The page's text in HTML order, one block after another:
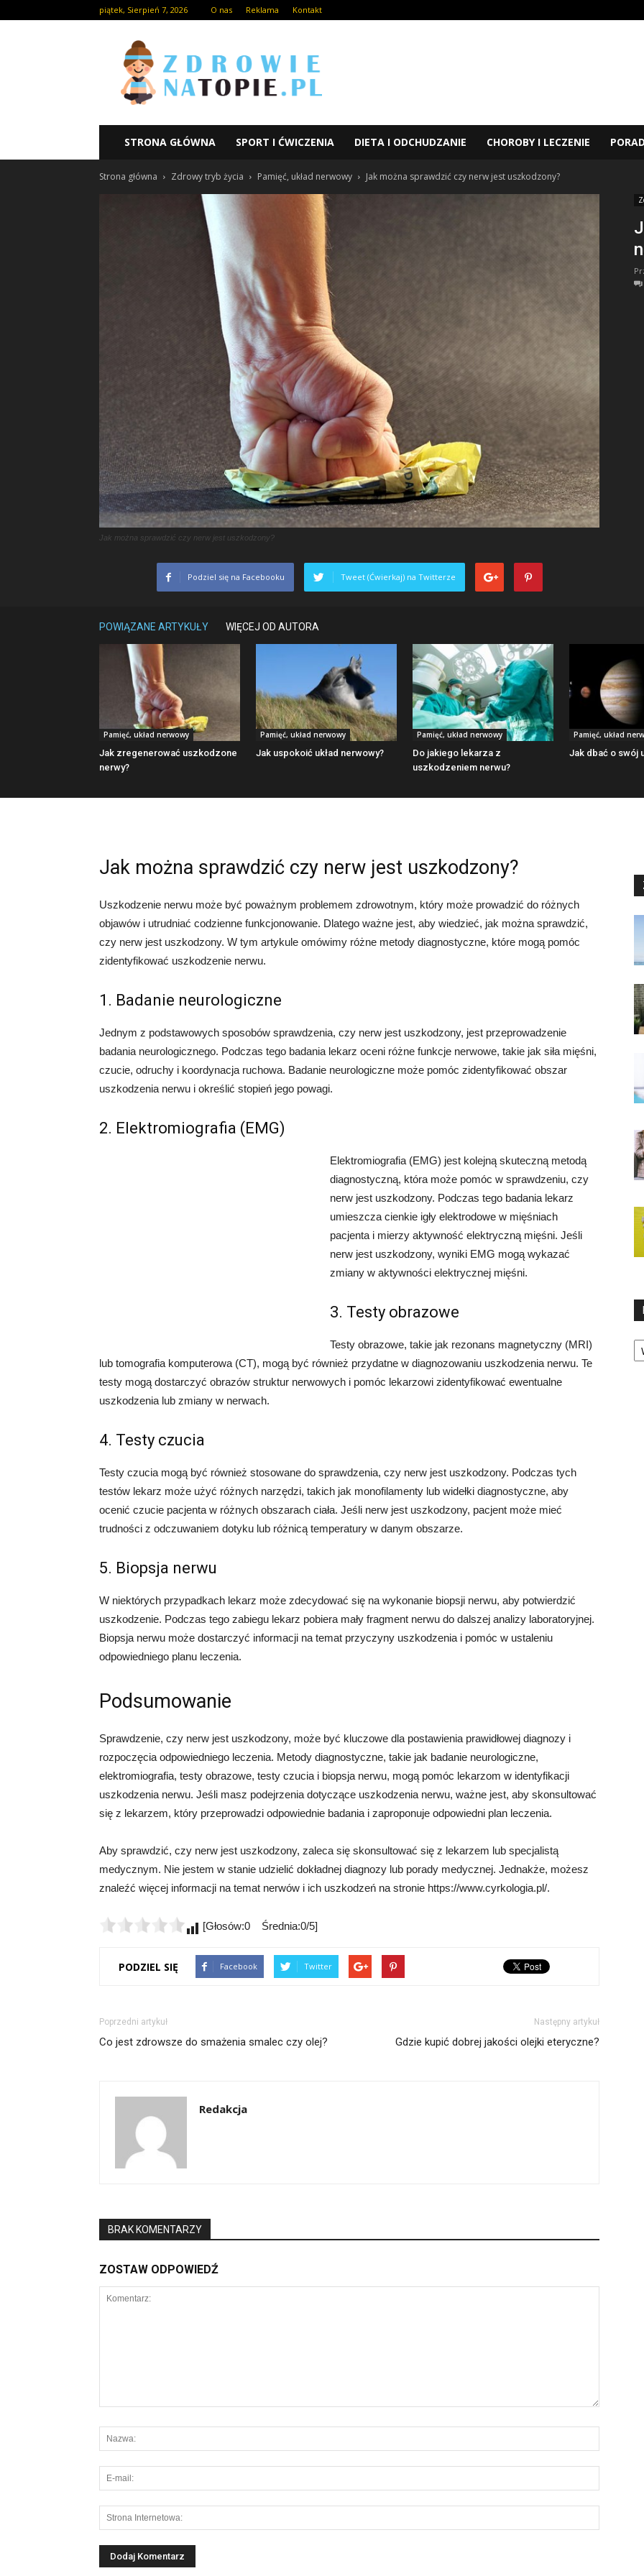
piątek, Sierpień 7, 2026 O nas Reklama Kontakt
STRONA GŁÓWNA SPORT I ĆWICZENIA DIETA I ODCHUDZANIE CHOROBY I LECZENIE
Strona główna Zdrowy tryb życia Pamięć, układ nerwowy Jak można sprawdzić czy nerw jest uszkodzony?
Jak można sprawdzić czy nerw jest uszkodzony?
Podziel się na Facebooku Tweet (Ćwierkaj) na Twitterze
POWIĄZANE ARTYKUŁY WIĘCEJ OD AUTORA
Pamięć, układ nerwowy
Jak zregenerować uszkodzone
nerwy?
Pamięć, układ nerwowy
Jak uspokoić układ nerwowy?
Pamięć, układ nerwowy
Do jakiego lekarza z
uszkodzeniem nerwu?
Pamięć, układ
Jak dbać o swój
Jak można sprawdzić czy nerw jest uszkodzony?
Uszkodzenie nerwu może być poważnym problemem zdrowotnym, który może prowadzić do różnych
objawów i utrudniać codzienne funkcjonowanie. Dlatego ważne jest, aby wiedzieć, jak można sprawdzić,
czy nerw jest uszkodzony. W tym artykule omówimy różne metody diagnostyczne, które mogą pomóc
zidentyfikować uszkodzenie nerwu.
1. Badanie neurologiczne
Jednym z podstawowych sposobów sprawdzenia, czy nerw jest uszkodzony, jest przeprowadzenie
badania neurologicznego. Podczas tego badania lekarz oceni różne funkcje nerwowe, takie jak siła mięśni,
czucie, odruchy i koordynacja ruchowa. Badanie neurologiczne może pomóc zidentyfikować obszar
uszkodzenia nerwu i określić stopień jego powagi.
2. Elektromiografia (EMG)
Elektromiografia (EMG) jest kolejną skuteczną metodą
diagnostyczną, która może pomóc w sprawdzeniu, czy
nerw jest uszkodzony. Podczas tego badania lekarz
umieszcza cienkie igły elektrodowe w mięśniach
pacjenta i mierzy aktywność elektryczną mięśni. Jeśli
nerw jest uszkodzony, wyniki EMG mogą wykazać
zmiany w aktywności elektrycznej mięśni.
3. Testy obrazowe
Testy obrazowe, takie jak rezonans magnetyczny (MRI)
lub tomografia komputerowa (CT), mogą być również przydatne w diagnozowaniu uszkodzenia nerwu. Te
testy mogą dostarczyć obrazów struktur nerwowych i pomóc lekarzowi zidentyfikować ewentualne
uszkodzenia lub zmiany w nerwach.
4. Testy czucia
Testy czucia mogą być również stosowane do sprawdzenia, czy nerw jest uszkodzony. Podczas tych
testów lekarz może użyć różnych narzędzi, takich jak monofilamenty lub widełki diagnostyczne, aby
ocenić czucie pacjenta w różnych obszarach ciała. Jeśli nerw jest uszkodzony, pacjent może mieć
trudności z odczuwaniem dotyku lub różnicą temperatury w danym obszarze.
5. Biopsja nerwu
W niektórych przypadkach lekarz może zdecydować się na wykonanie biopsji nerwu, aby potwierdzić
uszkodzenie. Podczas tego zabiegu lekarz pobiera mały fragment nerwu do dalszej analizy laboratoryjnej.
Biopsja nerwu może dostarczyć informacji na temat przyczyny uszkodzenia i pomóc w ustaleniu
odpowiedniego planu leczenia.
Podsumowanie
Sprawdzenie, czy nerw jest uszkodzony, może być kluczowe dla postawienia prawidłowej diagnozy i
rozpoczęcia odpowiedniego leczenia. Metody diagnostyczne, takie jak badanie neurologiczne,
elektromiografia, testy obrazowe, testy czucia i biopsja nerwu, mogą pomóc lekarzom w identyfikacji
uszkodzenia nerwu. Jeśli masz podejrzenia dotyczące uszkodzenia nerwu, ważne jest, aby skonsultować
się z lekarzem, który przeprowadzi odpowiednie badania i zaproponuje odpowiedni plan leczenia.
Aby sprawdzić, czy nerw jest uszkodzony, zaleca się skonsultować się z lekarzem lub specjalistą
medycznym. Nie jestem w stanie udzielić dokładnej diagnozy lub porady medycznej. Jednakże, możesz
znaleźć więcej informacji na temat nerwów i ich uszkodzeń na stronie https://www.cyrkologia.pl/.
[Głosów:0 Średnia:0/5]
PODZIEL SIĘ Facebook Twitter
Poprzedni artykuł
Co jest zdrowsze do smażenia smalec czy olej?
Następny artykuł
Gdzie kupić dobrej jakości olejki eteryczne?
Redakcja
BRAK KOMENTARZY
ZOSTAW ODPOWIEDŹ